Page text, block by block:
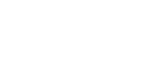
Freude am Experimentieren
"Ein wichtiger Meilenstein" - Richtfest für Neubau